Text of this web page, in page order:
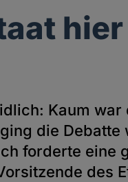
Kaum
die Debatte
forderte eine
des